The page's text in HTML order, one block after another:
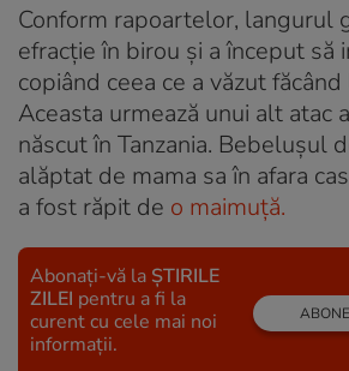
Conform rapoartelor, langurul
efracție în birou și a început să
copiând ceea ce a văzut
Aceasta urmează unui alt atac
născut în Tanzania. Bebelușul
alăptat de mama sa în afara
a fost răpit de o maimuță.
Abonați-vă la ȘTIRILE
ZILEI pentru a fi la
curent cu cele mai noi
informații.